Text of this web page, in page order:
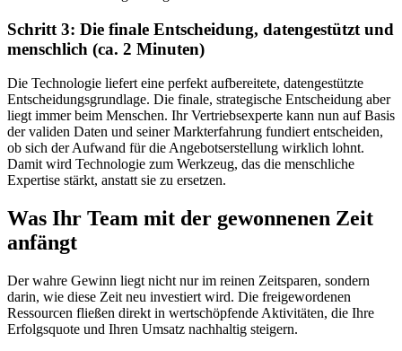
Schritt 3: Die finale Entscheidung, datengestützt und
menschlich (ca. 2 Minuten)
Die Technologie liefert eine perfekt aufbereitete, datengestützte
Entscheidungsgrundlage. Die finale, strategische Entscheidung aber
liegt immer beim Menschen. Ihr Vertriebsexperte kann nun auf Basis
der validen Daten und seiner Markterfahrung fundiert entscheiden,
ob sich der Aufwand für die Angebotserstellung wirklich lohnt.
Damit wird Technologie zum Werkzeug, das die menschliche
Expertise stärkt, anstatt sie zu ersetzen.
Was Ihr Team mit der gewonnenen Zeit
anfängt
Der wahre Gewinn liegt nicht nur im reinen Zeitsparen, sondern
darin, wie diese Zeit neu investiert wird. Die freigewordenen
Ressourcen fließen direkt in wertschöpfende Aktivitäten, die Ihre
Erfolgsquote und Ihren Umsatz nachhaltig steigern.